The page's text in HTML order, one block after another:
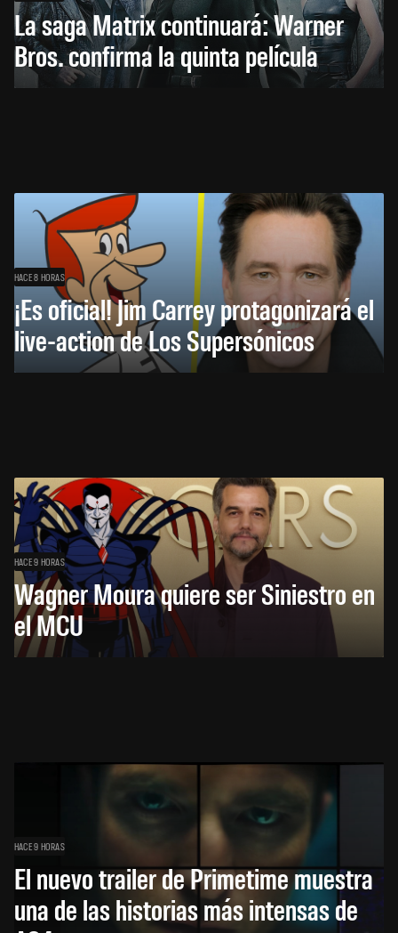
La saga Matrix continuará: Warner
Bros. confirma la quinta película
HACE 8 HORAS
¡Es oficial! Jim Carrey protagonizará el
live-action de Los Supersónicos
HACE 9 HORAS
Wagner Moura quiere ser Siniestro en
el MCU
HACE 9 HORAS
El nuevo trailer de Primetime muestra
una de las historias más intensas de